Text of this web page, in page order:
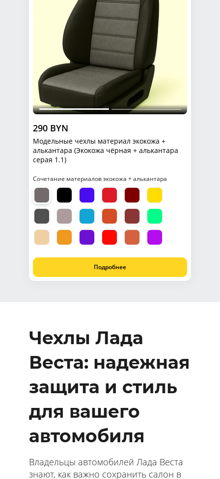
290 BYN
Модельные чехлы материал экокожа +
алькантара (Экокожа чёрная + алькантара
серая 1.1)
Сочетание материалов экокожа + алькантара
Подробнее
Чехлы Лада
Веста: надежная
защита и стиль
для вашего
автомобиля
Владельцы автомобилей Лада Веста
знают, как важно сохранить салон в